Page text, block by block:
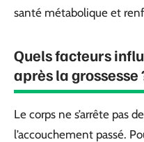
santé métabolique et
Quels facteurs
après la grossesse
Le corps ne s’arrête pas
l’accouchement passé.